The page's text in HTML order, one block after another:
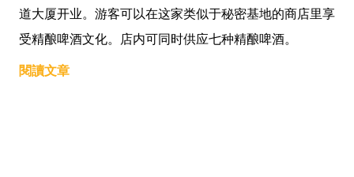
道大厦开业。游客可以在这家类似于秘密基地的商店里享
受精酿啤酒文化。店内可同时供应七种精酿啤酒。
閱讀文章